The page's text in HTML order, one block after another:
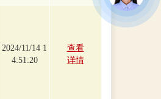
2024/11/14 1
4:51:20
查看
详情